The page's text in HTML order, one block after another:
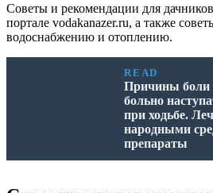
Советы и рекомендации для
портале vodakanazer.ru, а также
водоснабжению и отоплению.
READ
Причины боли
больно
при ходьбе.
народными
препараты